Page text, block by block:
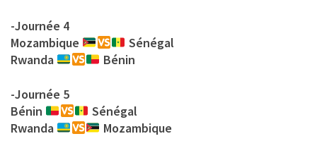
-Journée 4
Mozambique
Sénégal
Rwanda
Bénin
-Journée 5
Bénin
Sénégal
Rwanda
Mozambique